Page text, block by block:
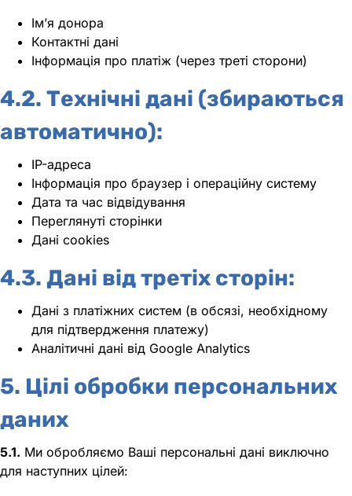
Ім’я донора
Контактні дані
Інформація про платіж (через треті сторони)
4.2. Технічні дані (збираються
автоматично):
IP-адреса
Інформація про браузер і операційну систему
Дата та час відвідування
Переглянуті сторінки
Дані cookies
4.3. Дані від третіх сторін:
Дані з платіжних систем (в обсязі, необхідному
для підтвердження платежу)
Аналітичні дані від Google Analytics
5. Цілі обробки персональних
даних
5.1. Ми обробляємо Ваші персональні дані виключно
для наступних цілей: